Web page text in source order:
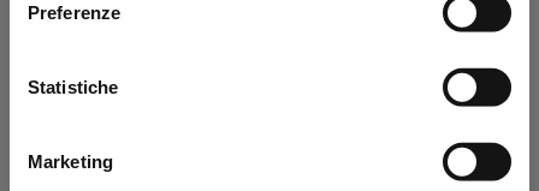
Preferenze
Statistiche
Marketing
browser console for more information)